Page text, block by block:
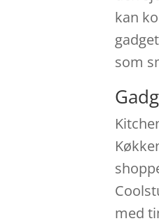
kan
som
med